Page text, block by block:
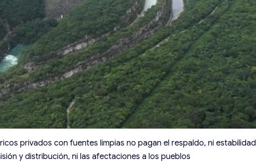
privados con fuentes limpias no pagan el respaldo, ni estabilidad
y distribución, ni las afectaciones a los pueblos